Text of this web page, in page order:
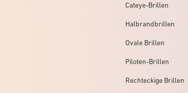
Cateye-Brillen
Halbrandbrillen
Ovale Brillen
Piloten-Brillen
Rechteckige Brillen